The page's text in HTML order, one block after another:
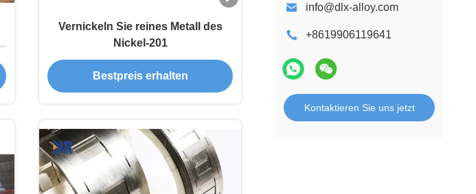
Metalllegierung
Erwärmungsreihe
info@dlx-alloy.com
+8619906119641
Kontaktieren Sie uns jetzt
Vernickeln Sie reines Metall des
Nickel-201
Bestpreis erhalten